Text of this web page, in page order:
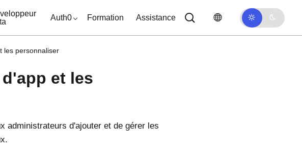
Auth0 Formation Assistance
les personnaliser
et les
administrateurs d'ajouter et de gérer les